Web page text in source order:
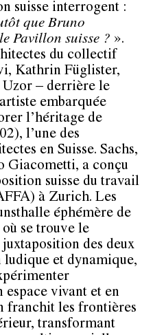
suisse interrogent :
que Bruno
Pavillon suisse ? ».
du collectif
Kathrin Füglister,
– derrière le
embarquée
l’héritage de
l’une des
en Suisse. Sachs,
Giacometti, a conçu
suisse du travail
à Zurich. Les
éphémère de
se trouve le
des deux
et dynamique,
espace vivant et en
franchit les frontières
transformant